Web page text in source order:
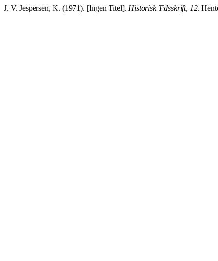
J. V. Jespersen, K. (1971). [Ingen Titel]. Historisk Tidsskrift, 12.